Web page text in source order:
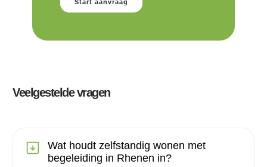
Start aanvraag
Veelgestelde vragen
Wat houdt zelfstandig wonen met
begeleiding in Rhenen in?